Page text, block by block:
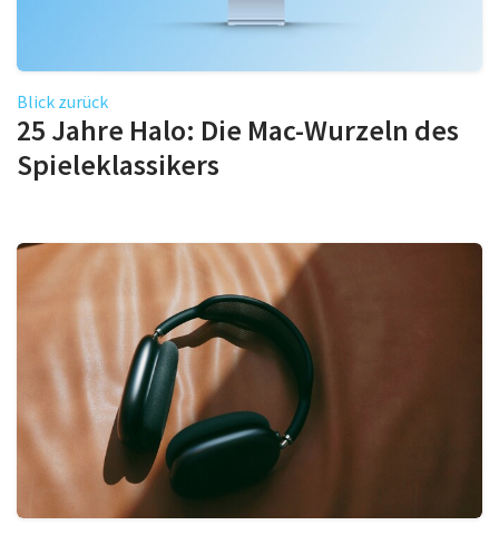
Blick zurück
25 Jahre Halo: Die Mac-Wurzeln des
Spieleklassikers